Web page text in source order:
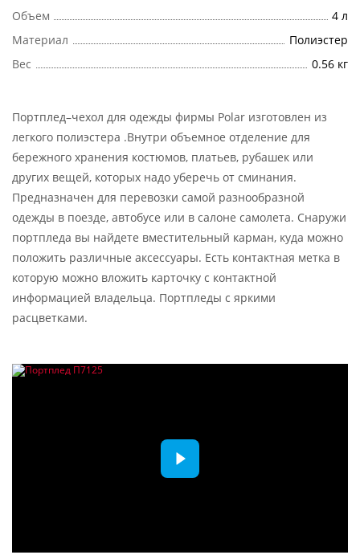
Объем
4 л
Материал
Полиэстер
Вес
0.56 кг
Портплед–чехол для одежды фирмы Polar изготовлен из
легкого полиэстера .Внутри объемное отделение для
бережного хранения костюмов, платьев, рубашек или
других вещей, которых надо уберечь от сминания.
Предназначен для перевозки самой разнообразной
одежды в поезде, автобусе или в салоне самолета. Снаружи
портпледа вы найдете вместительный карман, куда можно
положить различные аксессуары. Есть контактная метка в
которую можно вложить карточку с контактной
информацией владельца. Портпледы с яркими
расцветками.